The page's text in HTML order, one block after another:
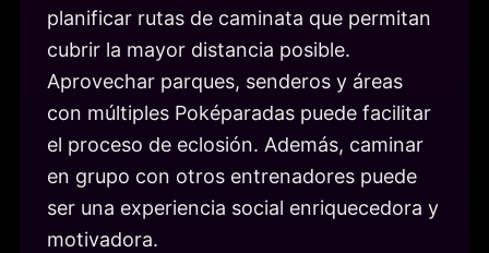
planificar rutas de caminata que permitan
cubrir la mayor distancia posible.
Aprovechar parques, senderos y áreas
con múltiples Poképaradas puede facilitar
el proceso de eclosión. Además, caminar
en grupo con otros entrenadores puede
ser una experiencia social enriquecedora y
motivadora.